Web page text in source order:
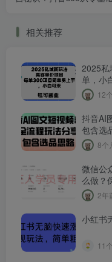
相关推荐
2025私
单，小
12
抖音AI
包含选
8个
微信公
么做？
2年
小红书
11